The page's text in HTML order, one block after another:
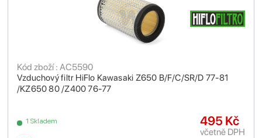
Vzduchový filtr HiFlo Kawasaki Z650 B/F/C/SR/D 77-81
/KZ650 80 /Z400 76-77
Kód zboží : AC5590
1 Skladem 495 Kč
včetně DPH